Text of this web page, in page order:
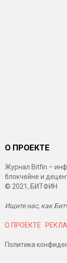
О ПРОЕКТЕ
Журнал Bitfin –
блокчейне и
© 2021, БИТФИН
Ищите нас, как
О ПРОЕКТЕ
Политика